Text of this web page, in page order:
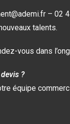
– 02
talents.
vous dans
?
équipe